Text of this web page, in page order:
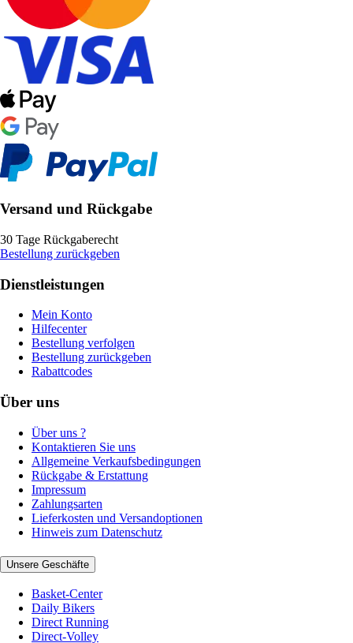
Versand und Rückgabe
30 Tage Rückgaberecht
Bestellung zurückgeben
Dienstleistungen
Mein Konto
Hilfecenter
Bestellung verfolgen
Bestellung zurückgeben
Rabattcodes
Über uns
Über uns ?
Kontaktieren Sie uns
Allgemeine Verkaufsbedingungen
Rückgabe & Erstattung
Impressum
Zahlungsarten
Lieferkosten und Versandoptionen
Hinweis zum Datenschutz
Unsere Geschäfte
Basket-Center
Daily Bikers
Direct Running
Direct-Volley